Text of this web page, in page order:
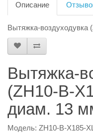
Описание
Вытяжка-воздуходувка
Вытяжка-
(ZH10-B-
диам. 13
Модель: ZH10-B-X185-